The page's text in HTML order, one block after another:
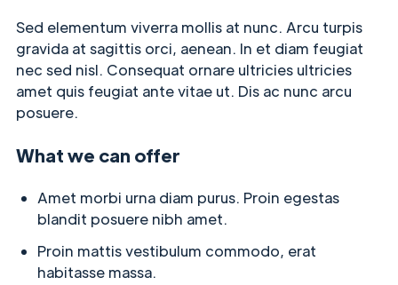
Sed elementum viverra mollis at nunc. Arcu turpis
gravida at sagittis orci, aenean. In et diam feugiat
nec sed nisl. Consequat ornare ultricies ultricies
amet quis feugiat ante vitae ut. Dis ac nunc arcu
posuere.
What we can offer
Amet morbi urna diam purus. Proin egestas
blandit posuere nibh amet.
Proin mattis vestibulum commodo, erat
habitasse massa.